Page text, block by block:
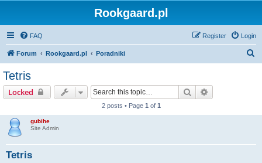
Rookgaard.pl
FAQ Login
Register
Forum Rookgaard.pl Poradniki
Tetris
Locked Search
2 posts • Page 1 of 1
gubihe
Site Admin
Tetris